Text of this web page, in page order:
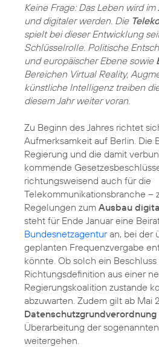
Keine Frage: Das Leben wird im
und digitaler werden. Die
spielt bei dieser Entwicklung
Schlüsselrolle. Politische
und europäischer Ebene sowie
Bereichen Virtual Reality,
künstliche Intelligenz treiben
diesem Jahr weiter voran.
Zu Beginn des Jahres richtet
Aufmerksamkeit auf Berlin. Die
Regierung und die damit
kommende
richtungsweisend auch für die
Telekommunikationsbranche –
Regelungen zum Ausbau
steht für Ende Januar eine
Bundesnetzagenturan, bei der
geplanten Frequenzvergabe
könnte. Ob solch ein
Richtungsdefinition aus einer
Regierungskoalition zustande
abzuwarten. Zudem gilt ab Mai
Datenschutzgrundverordnung
Überarbeitung der
weitergehen.